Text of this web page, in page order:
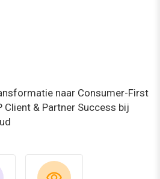
naar Consumer-First
Client & Partner Success bij